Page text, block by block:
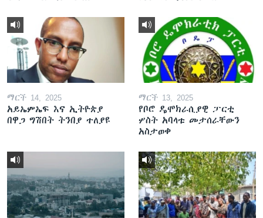
ማርች 14, 2025
አይኤምኤፍ እና ኢትዮጵያ
በዋጋ ግሽበት ትንበያ ተለያዩ
ማርች 13, 2025
የቦሮ ዴሞክራሲያዊ ፓርቲ
ሦስት አባላቱ መታሰራቸውን
አስታወቀ